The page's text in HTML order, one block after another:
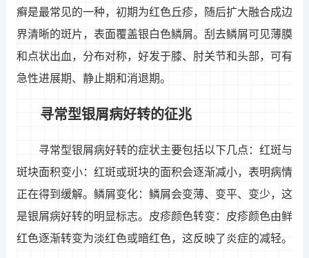
癣是最常见的一种，初期为红色丘疹，随后扩大融合成边
界清晰的斑片，表面覆盖银白色鳞屑。刮去鳞屑可见薄膜
和点状出血，分布对称，好发于膝、肘关节和头部，可有
急性进展期、静止期和消退期。
寻常型银屑病好转的征兆
寻常型银屑病好转的症状主要包括以下几点：红斑与
斑块面积变小：红斑或斑块的面积会逐渐减小，表明病情
正在得到缓解。鳞屑变化：鳞屑会变薄、变平、变少，这
是银屑病好转的明显标志。皮疹颜色转变：皮疹颜色由鲜
红色逐渐转变为淡红色或暗红色，这反映了炎症的减轻。